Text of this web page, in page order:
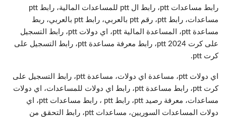
رابط مساعدات ptt، رابط ال ptt للمساعدات المالية، رابط ptt
مساعدات، رابط ptt، رقم ptt بالعربي، رابط ptt بالعربي، ربط
مساعدة ptt، المساعدة المالية ptt، اي دولات ptt، رابط التسجيل
على كرت ptt 2024، رابط معرفة مساعدة ptt، رابط التسجيل على
كرت ptt.
اي دولات ptt، مساعدة اي دولات، مساعدة ptt، رابط التسجيل على
كرت ptt، رابط مساعدة ptt، رابط اي دولات للمساعدات، اي دولات
مساعدات، معرفة رصيد ptt، رابط ptt ، رابط مساعدات ptt، اي
دولات المساعدات السوريين، مساعدات ptt، رابط التحقق من